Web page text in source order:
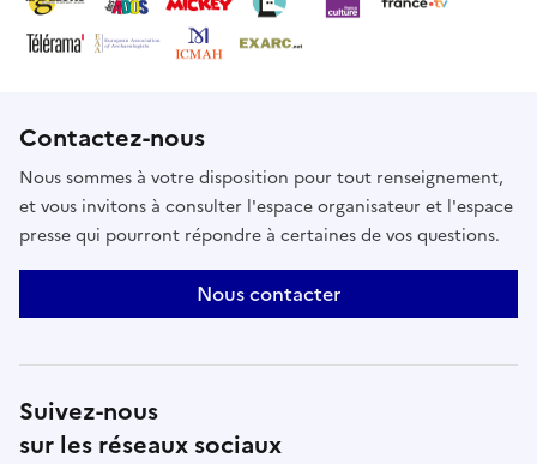
Contactez-nous
Nous sommes à votre disposition pour tout renseignement,
et vous invitons à consulter l'espace organisateur et l'espace
presse qui pourront répondre à certaines de vos questions.
Nous contacter
Suivez-nous
sur les réseaux sociaux